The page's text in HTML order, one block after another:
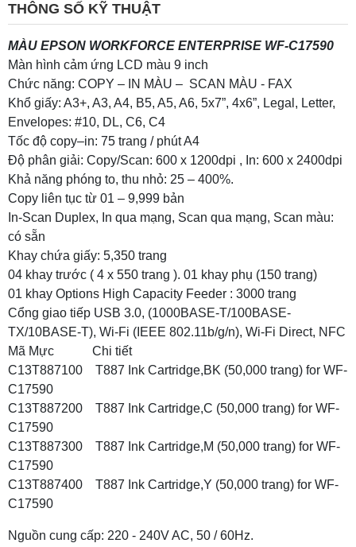
THÔNG SỐ KỸ THUẬT
MÀU EPSON WORKFORCE ENTERPRISE WF-C17590
Màn hình cảm ứng LCD màu 9 inch
Chức năng: COPY – IN MÀU – SCAN MÀU - FAX
Khổ giấy: A3+, A3, A4, B5, A5, A6, 5x7”, 4x6”, Legal, Letter,
Envelopes: #10, DL, C6, C4
Tốc độ copy–in: 75 trang / phút A4
Độ phân giải: Copy/Scan: 600 x 1200dpi , In: 600 x 2400dpi
Khả năng phóng to, thu nhỏ: 25 – 400%.
Copy liên tục từ 01 – 9,999 bản
In-Scan Duplex, In qua mạng, Scan qua mạng, Scan màu:
có sẵn
Khay chứa giấy: 5,350 trang
04 khay trước ( 4 x 550 trang ). 01 khay phụ (150 trang)
01 khay Options High Capacity Feeder : 3000 trang
Cổng giao tiếp USB 3.0, (1000BASE-T/100BASE-
TX/10BASE-T), Wi-Fi (IEEE 802.11b/g/n), Wi-Fi Direct, NFC
Mã Mực Chi tiết
C13T887100 T887 Ink Cartridge,BK (50,000 trang) for WF-
C17590
C13T887200 T887 Ink Cartridge,C (50,000 trang) for WF-
C17590
C13T887300 T887 Ink Cartridge,M (50,000 trang) for WF-
C17590
C13T887400 T887 Ink Cartridge,Y (50,000 trang) for WF-
C17590
Nguồn cung cấp: 220 - 240V AC, 50 / 60Hz.